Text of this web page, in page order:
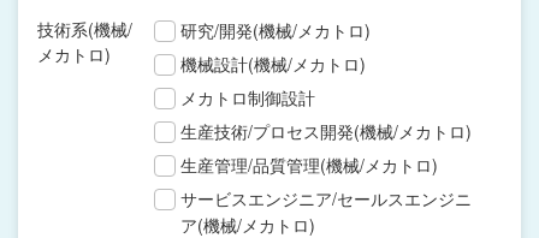
技術系(機械/
メカトロ)
研究/開発(機械/メカトロ)
機械設計(機械/メカトロ)
メカトロ制御設計
生産技術/プロセス開発(機械/メカトロ)
生産管理/品質管理(機械/メカトロ)
サービスエンジニア/セールスエンジニ
ア(機械/メカトロ)